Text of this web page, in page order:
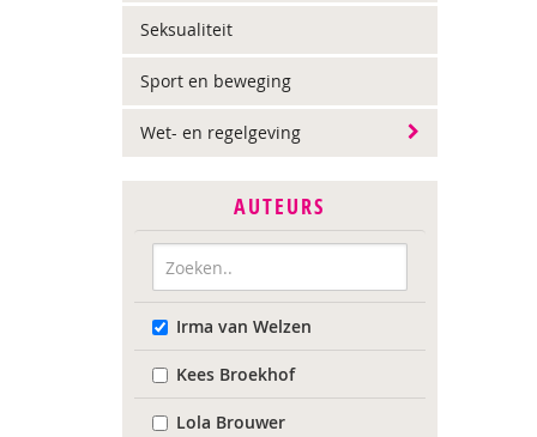
Seksualiteit
Sport en beweging
Wet- en regelgeving
AUTEURS
Irma van Welzen
Kees Broekhof
Lola Brouwer